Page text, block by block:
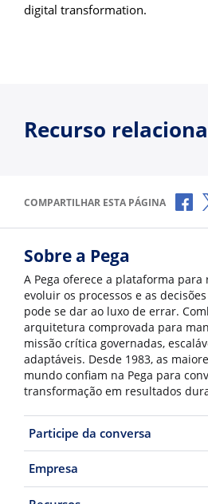
digital transformation.
Recurso
COMPARTILHAR ESTA PÁGINA
Sobre a Pega
A Pega oferece a plataforma para
evoluir os processos e as
pode se dar ao luxo de errar.
arquitetura comprovada para
missão crítica governadas,
adaptáveis. Desde 1983, as
mundo confiam na Pega para
transformação em resultados
Participe da conversa
Empresa